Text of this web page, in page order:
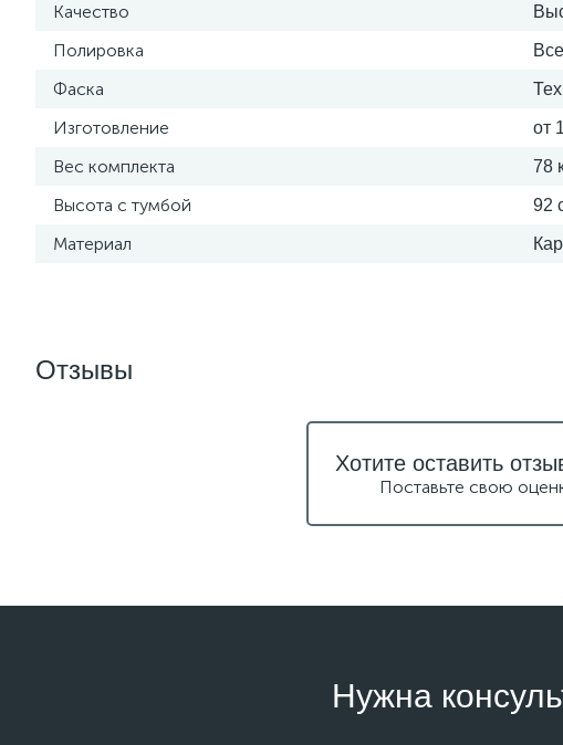
Качество
Полировка
Фаска
Изготовление от
Вес комплекта 78
Высота с тумбой 92
Материал
Отзывы
Хотите оставить
Поставьте свою
Нужна